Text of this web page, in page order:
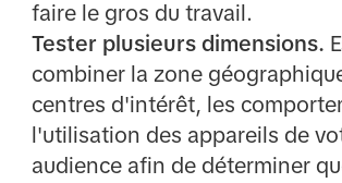
faire le gros du travail.
Tester plusieurs dimensions.
combiner la zone
centres d'intérêt, les
l'utilisation des appareils de
audience afin de déterminer